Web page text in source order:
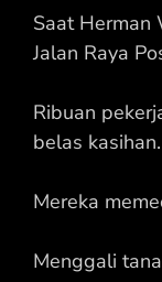
Saat Herman
Jalan Raya
Ribuan
belas kasihan.
Mereka
Menggali